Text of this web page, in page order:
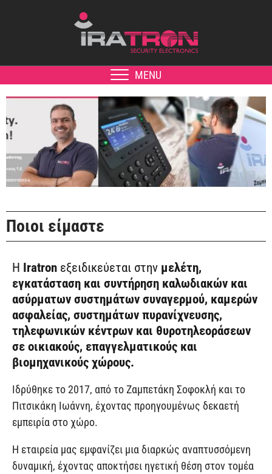
MENU
Ποιοι είμαστε
Η Iratron εξειδικεύεται στην μελέτη,
εγκατάσταση και συντήρηση καλωδιακών και
ασύρματων συστημάτων συναγερμού, καμερών
ασφαλείας, συστημάτων πυρανίχνευσης,
τηλεφωνικών κέντρων και θυροτηλεοράσεων
σε οικιακούς, επαγγελματικούς και
βιομηχανικούς χώρους.
Ιδρύθηκε το 2017, από το Ζαμπετάκη Σοφοκλή και το
Πιτσικάκη Ιωάννη, έχοντας προηγουμένως δεκαετή
εμπειρία στο χώρο.
Η εταιρεία μας εμφανίζει μια διαρκώς αναπτυσσόμενη
δυναμική, έχοντας αποκτήσει ηγετική θέση στον τομέα